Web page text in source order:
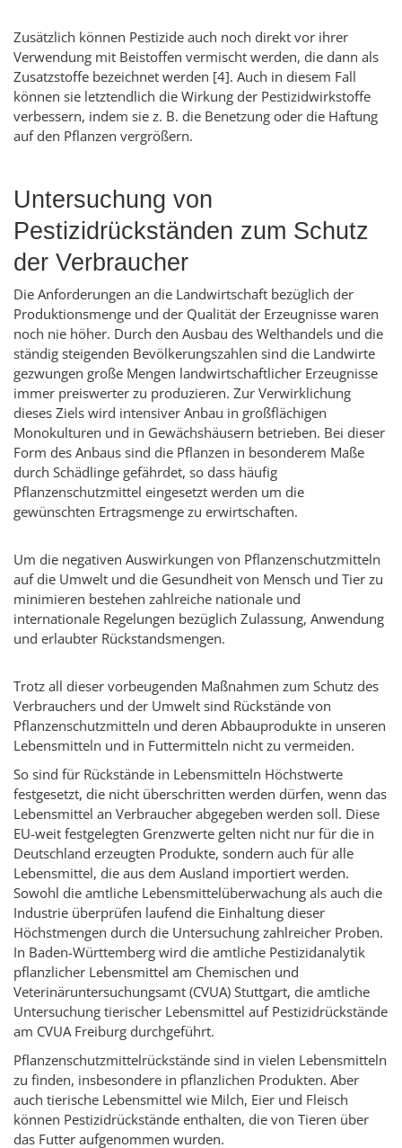
Zusätzlich können Pestizide auch noch direkt vor ihrer
Verwendung mit Beistoffen vermischt werden, die dann als
Zusatzstoffe bezeichnet werden [4]. Auch in diesem Fall
können sie letztendlich die Wirkung der Pestizidwirkstoffe
verbessern, indem sie z. B. die Benetzung oder die Haftung
auf den Pflanzen vergrößern.
Untersuchung von
Pestizidrückständen zum Schutz
der Verbraucher
Die Anforderungen an die Landwirtschaft bezüglich der
Produktionsmenge und der Qualität der Erzeugnisse waren
noch nie höher. Durch den Ausbau des Welthandels und die
ständig steigenden Bevölkerungszahlen sind die Landwirte
gezwungen große Mengen landwirtschaftlicher Erzeugnisse
immer preiswerter zu produzieren. Zur Verwirklichung
dieses Ziels wird intensiver Anbau in großflächigen
Monokulturen und in Gewächshäusern betrieben. Bei dieser
Form des Anbaus sind die Pflanzen in besonderem Maße
durch Schädlinge gefährdet, so dass häufig
Pflanzenschutzmittel eingesetzt werden um die
gewünschten Ertragsmenge zu erwirtschaften.
Um die negativen Auswirkungen von Pflanzenschutzmitteln
auf die Umwelt und die Gesundheit von Mensch und Tier zu
minimieren bestehen zahlreiche nationale und
internationale Regelungen bezüglich Zulassung, Anwendung
und erlaubter Rückstandsmengen.
Trotz all dieser vorbeugenden Maßnahmen zum Schutz des
Verbrauchers und der Umwelt sind Rückstände von
Pflanzenschutzmitteln und deren Abbauprodukte in unseren
Lebensmitteln und in Futtermitteln nicht zu vermeiden.
So sind für Rückstände in Lebensmitteln Höchstwerte
festgesetzt, die nicht überschritten werden dürfen, wenn das
Lebensmittel an Verbraucher abgegeben werden soll. Diese
EU-weit festgelegten Grenzwerte gelten nicht nur für die in
Deutschland erzeugten Produkte, sondern auch für alle
Lebensmittel, die aus dem Ausland importiert werden.
Sowohl die amtliche Lebensmittelüberwachung als auch die
Industrie überprüfen laufend die Einhaltung dieser
Höchstmengen durch die Untersuchung zahlreicher Proben.
In Baden-Württemberg wird die amtliche Pestizidanalytik
pflanzlicher Lebensmittel am Chemischen und
Veterinäruntersuchungsamt (CVUA) Stuttgart, die amtliche
Untersuchung tierischer Lebensmittel auf Pestizidrückstände
am CVUA Freiburg durchgeführt.
Pflanzenschutzmittelrückstände sind in vielen Lebensmitteln
zu finden, insbesondere in pflanzlichen Produkten. Aber
auch tierische Lebensmittel wie Milch, Eier und Fleisch
können Pestizidrückstände enthalten, die von Tieren über
das Futter aufgenommen wurden.